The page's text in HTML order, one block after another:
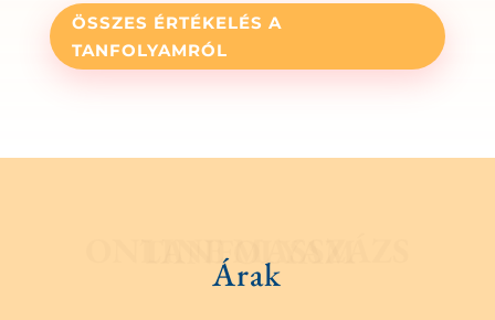
ÖSSZES ÉRTÉKELÉS A
TANFOLYAMRÓL
ONLINE MASSZÁZS TANFOLYAM
Árak